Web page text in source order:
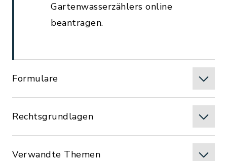
Gartenwasserzählers online
beantragen.
Formulare
Rechtsgrundlagen
Verwandte Themen